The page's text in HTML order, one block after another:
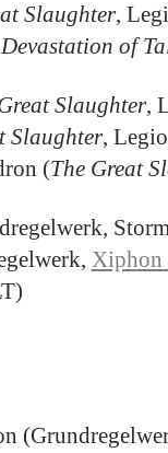
Slaughter,
of
Slaughter,
Slaughter,
(The Great
Xiphon